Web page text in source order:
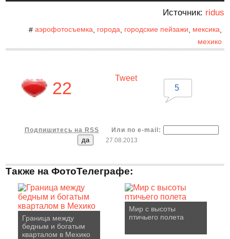
Источник: ridus
# аэрофотосъемка, города, городские пейзажи мексика,
мехико
22
Tweet
5
Подпишитесь на RSS
Или по e-mail:
27.08.2013
Также на ФотоТелеграфе:
Граница между
бедным и богатым
кварталом в Мехико
Мир с высоты
птичьего полета